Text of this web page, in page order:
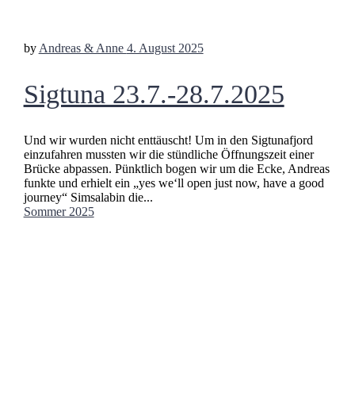
by Andreas & Anne 4. August 2025
Sigtuna 23.7.-28.7.2025
Und wir wurden nicht enttäuscht! Um in den Sigtunafjord
einzufahren mussten wir die stündliche Öffnungszeit einer
Brücke abpassen. Pünktlich bogen wir um die Ecke, Andreas
funkte und erhielt ein „yes we‘ll open just now, have a good
journey“ Simsalabin die...
Sommer 2025